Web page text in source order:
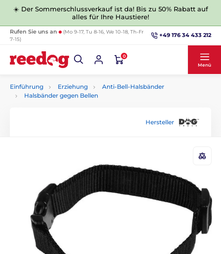
☀️ Der Sommerschlussverkauf ist da! Bis zu 50% Rabatt auf
alles für Ihre Haustiere!
Rufen Sie uns an
(Mo 9-17, Tu 8-16, We 10-18, Th-Fr
7-15)
+49 176 34 433 212
0
Menü
Einführung Erziehung
Anti-Bell-Halsbänder
Halsbänder gegen Bellen
Hersteller